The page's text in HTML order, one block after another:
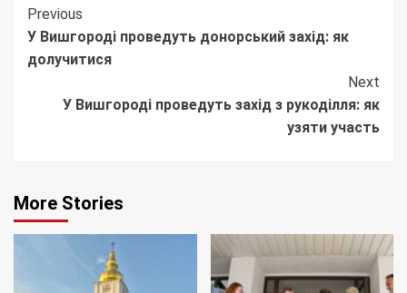
Continue
Reading
Previous
У Вишгороді проведуть донорський захід: як
долучитися
Next
У Вишгороді проведуть захід з рукоділля: як
узяти участь
More Stories